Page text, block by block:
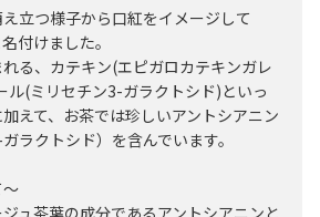
立つ様子から口紅をイメージして
付けました。
る、カテキン(エピガロカテキンガレ
ル(ミリセチン3-ガラクトシド)といっ
えて、お茶では珍しいアントシアニン
ラクトシド）を含んでいます。